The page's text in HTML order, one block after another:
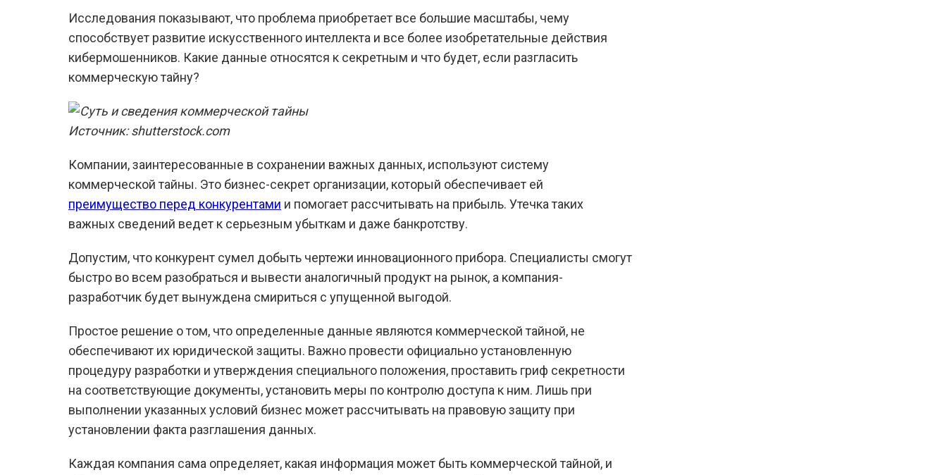
Исследования показывают, что проблема приобретает все большие масштабы, чему
способствует развитие искусственного интеллекта и все более изобретательные действия
кибермошенников. Какие данные относятся к секретным и что будет, если разгласить
коммерческую тайну?
Источник: shutterstock.com
Компании, заинтересованные в сохранении важных данных, используют систему
коммерческой тайны. Это бизнес-секрет организации, который обеспечивает ей
преимущество перед конкурентами и помогает рассчитывать на прибыль. Утечка таких
важных сведений ведет к серьезным убыткам и даже банкротству.
Допустим, что конкурент сумел добыть чертежи инновационного прибора. Специалисты смогут
быстро во всем разобраться и вывести аналогичный продукт на рынок, а компания-
разработчик будет вынуждена смириться с упущенной выгодой.
Простое решение о том, что определенные данные являются коммерческой тайной, не
обеспечивают их юридической защиты. Важно провести официально установленную
процедуру разработки и утверждения специального положения, проставить гриф секретности
на соответствующие документы, установить меры по контролю доступа к ним. Лишь при
выполнении указанных условий бизнес может рассчитывать на правовую защиту при
установлении факта разглашения данных.
Каждая компания сама определяет, какая информация может быть коммерческой тайной, и